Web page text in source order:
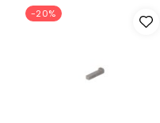
-20%